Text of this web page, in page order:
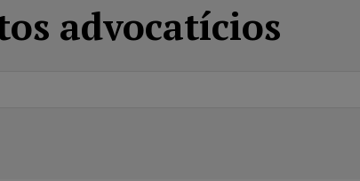
advocatícios